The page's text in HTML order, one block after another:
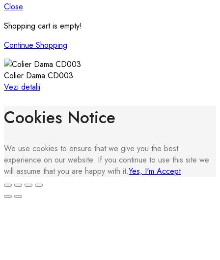
Close
Shopping cart is empty!
Continue Shopping
Colier Dama CD003
Vezi detalii
Cookies Notice
We use cookies to ensure that we give you the best
experience on our website. If you continue to use this site we
will assume that you are happy with it.Yes, I'm Accept